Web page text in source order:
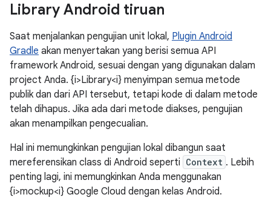
Library Android tiruan
Saat menjalankan pengujian unit lokal, Plugin Android
Gradle akan menyertakan yang berisi semua API
framework Android, sesuai dengan yang digunakan dalam
project Anda. {i>Library<i} menyimpan semua metode
publik dan dari API tersebut, tetapi kode di dalam metode
telah dihapus. Jika ada dari metode diakses, pengujian
akan menampilkan pengecualian.
Hal ini memungkinkan pengujian lokal dibangun saat
mereferensikan class di Android seperti Context . Lebih
penting lagi, ini memungkinkan Anda menggunakan
{i>mockup<i} Google Cloud dengan kelas Android.